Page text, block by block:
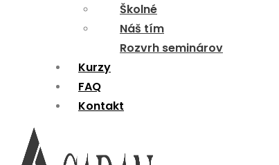
Školné
Náš tím
Rozvrh seminárov
Kurzy
FAQ
Kontakt